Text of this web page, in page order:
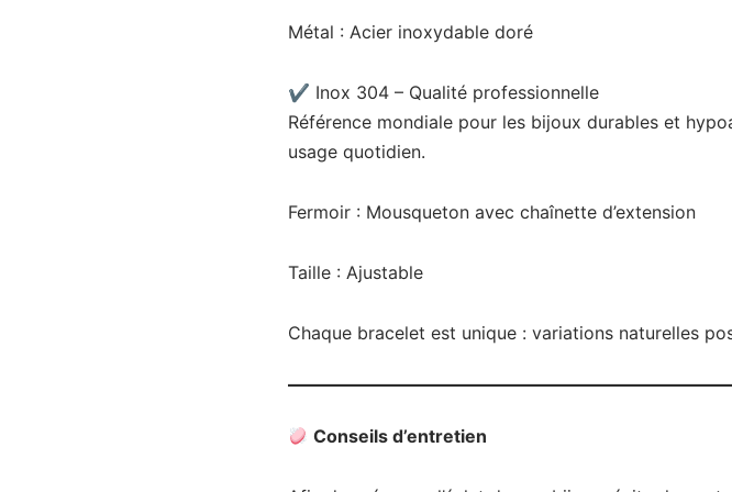
Métal : Acier inoxydable doré
✔ Inox 304 – Qualité professionnelle
Référence mondiale pour les bijoux durables et
usage quotidien.
Fermoir : Mousqueton avec chaînette d’extension
Taille : Ajustable
Chaque bracelet est unique : variations naturelles
Conseils d’entretien